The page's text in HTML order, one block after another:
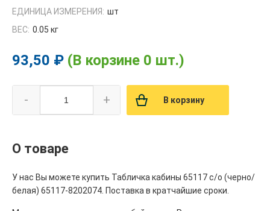
ЕДИНИЦА ИЗМЕРЕНИЯ: шт
ВЕС: 0.05 кг
93,50 ₽ (В корзине 0 шт.)
- + В корзину
О товаре
У нас Вы можете купить Табличка кабины 65117 с/о (черно/
белая) 65117-8202074. Поставка в кратчайшие сроки.